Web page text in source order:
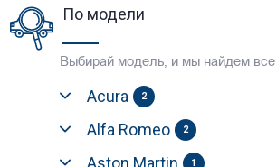
По модели
Выбирай модель, и мы найдем все
Acura 2
Alfa Romeo 2
1